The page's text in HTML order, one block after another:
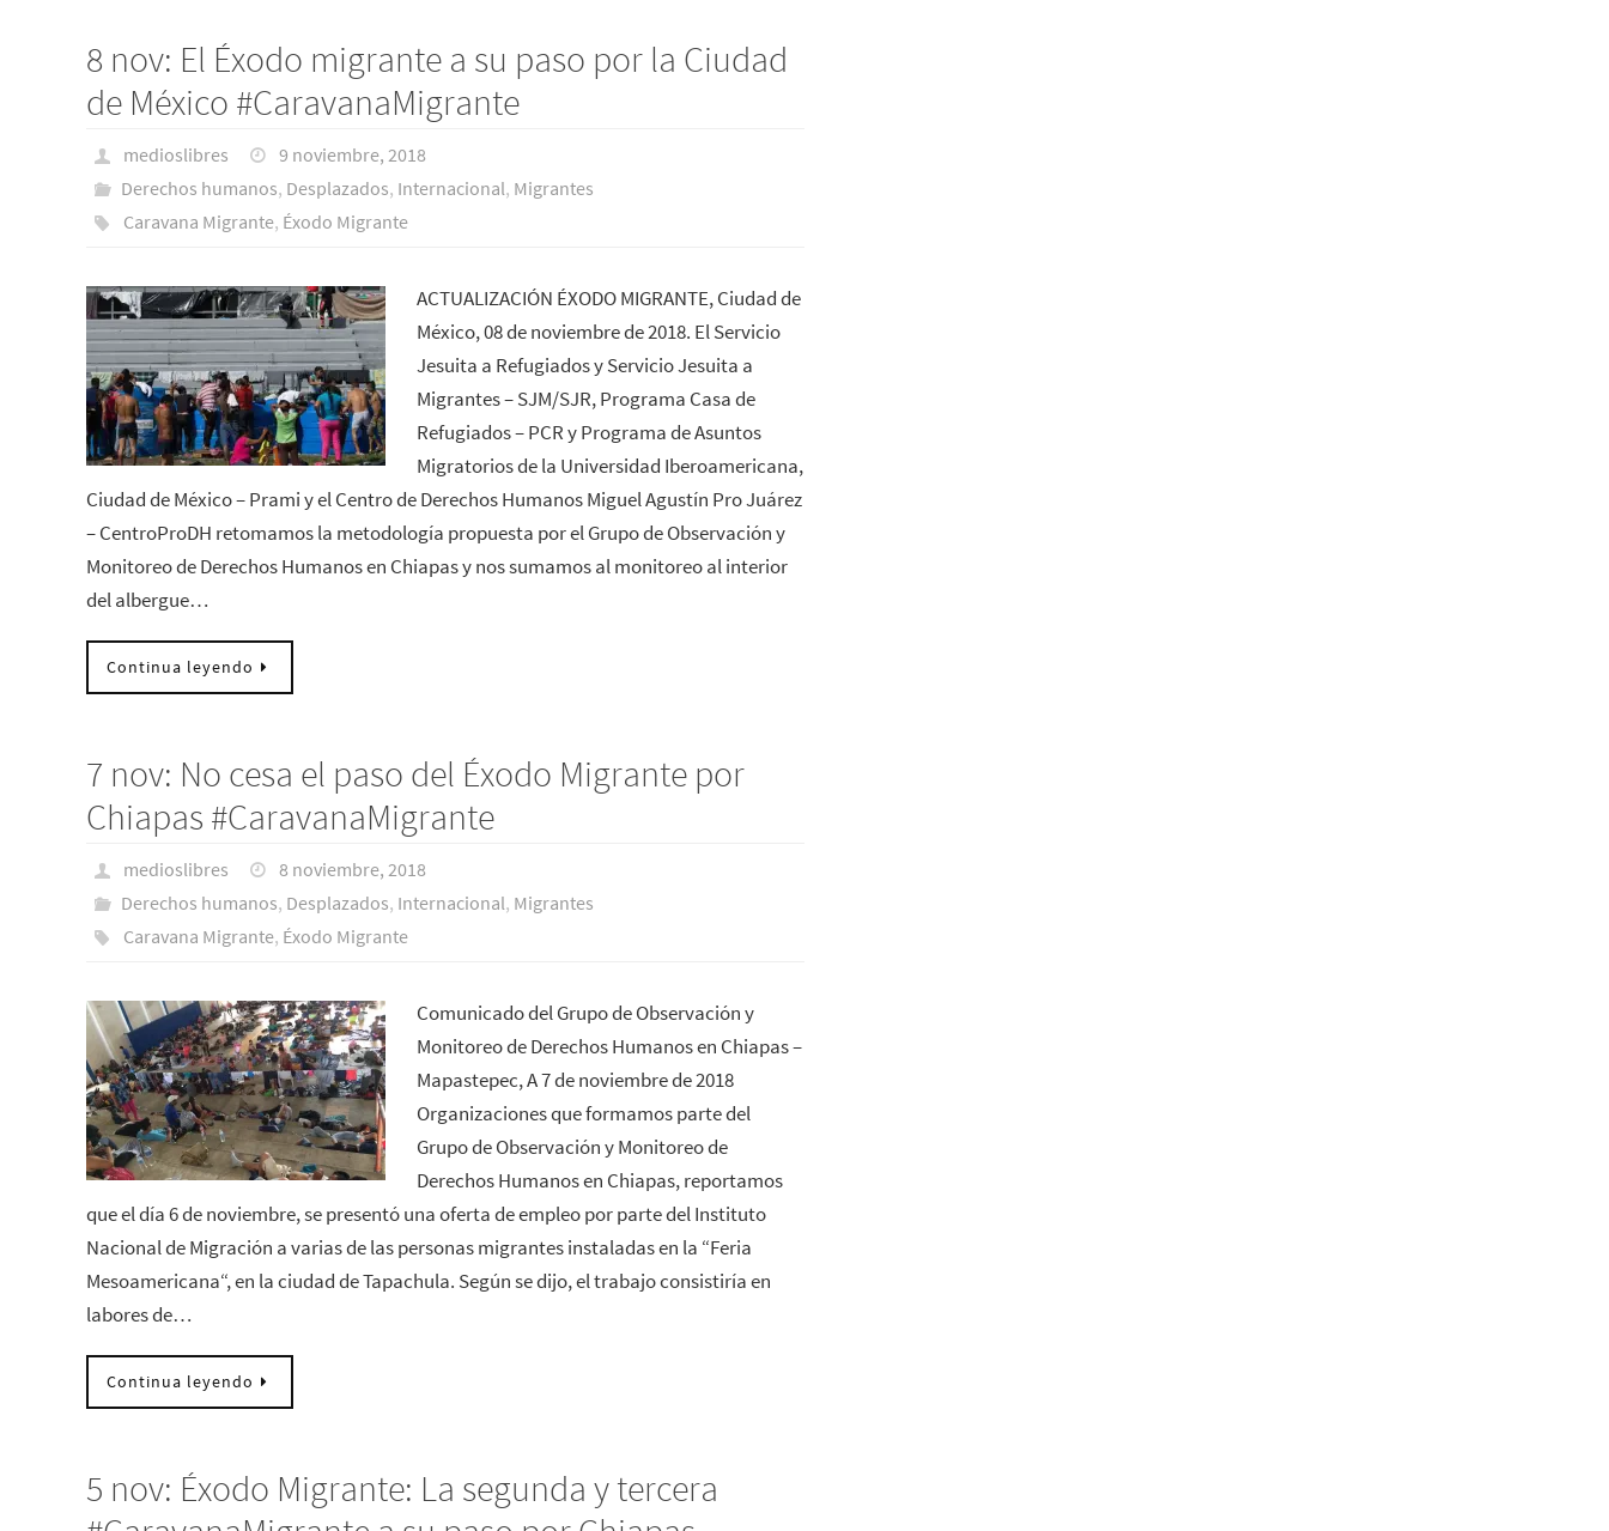
8 nov: El Éxodo migrante a su paso por la Ciudad
de México #CaravanaMigrante
medioslibres
9 noviembre, 2018
Derechos humanos, Desplazados, Internacional, Migrantes
Caravana Migrante, Éxodo Migrante
ACTUALIZACIÓN ÉXODO MIGRANTE, Ciudad de
México, 08 de noviembre de 2018. El Servicio
Jesuita a Refugiados y Servicio Jesuita a
Migrantes – SJM/SJR, Programa Casa de
Refugiados – PCR y Programa de Asuntos
Migratorios de la Universidad Iberoamericana,
Ciudad de México – Prami y el Centro de Derechos Humanos Miguel Agustín Pro Juárez
– CentroProDH retomamos la metodología propuesta por el Grupo de Observación y
Monitoreo de Derechos Humanos en Chiapas y nos sumamos al monitoreo al interior
del albergue…
Continua leyendo
7 nov: No cesa el paso del Éxodo Migrante por
Chiapas #CaravanaMigrante
medioslibres
8 noviembre, 2018
Derechos humanos, Desplazados, Internacional, Migrantes
Caravana Migrante, Éxodo Migrante
Comunicado del Grupo de Observación y
Monitoreo de Derechos Humanos en Chiapas –
Mapastepec, A 7 de noviembre de 2018
Organizaciones que formamos parte del
Grupo de Observación y Monitoreo de
Derechos Humanos en Chiapas, reportamos
que el día 6 de noviembre, se presentó una oferta de empleo por parte del Instituto
Nacional de Migración a varias de las personas migrantes instaladas en la “Feria
Mesoamericana“, en la ciudad de Tapachula. Según se dijo, el trabajo consistiría en
labores de…
Continua leyendo
5 nov: Éxodo Migrante: La segunda y tercera